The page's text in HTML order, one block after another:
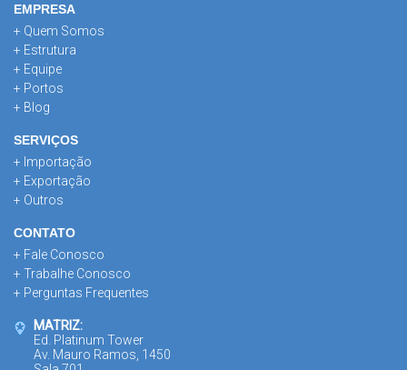
EMPRESA
+ Quem Somos
+ Estrutura
+ Equipe
+ Portos
+ Blog
SERVIÇOS
+ Importação
+ Exportação
+ Outros
CONTATO
+ Fale Conosco
+ Trabalhe Conosco
+ Perguntas Frequentes
MATRIZ:
Ed. Platinum Tower
Av. Mauro Ramos, 1450